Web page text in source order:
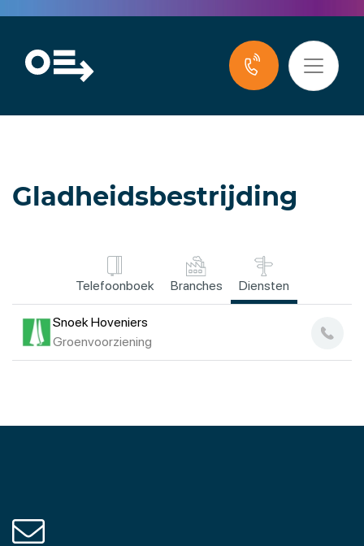
Gladheidsbestrijding
Telefoonboek Branches Diensten
Snoek Hoveniers
Groenvoorziening